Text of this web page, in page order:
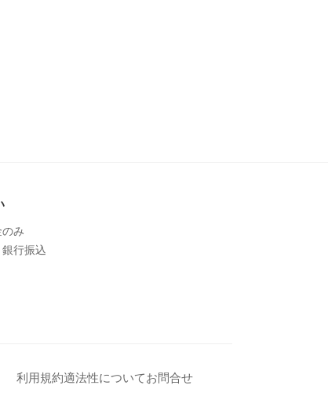
み
行振込
利用規約適法性についてお問合せ